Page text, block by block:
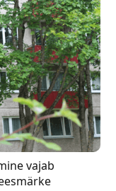
vajab